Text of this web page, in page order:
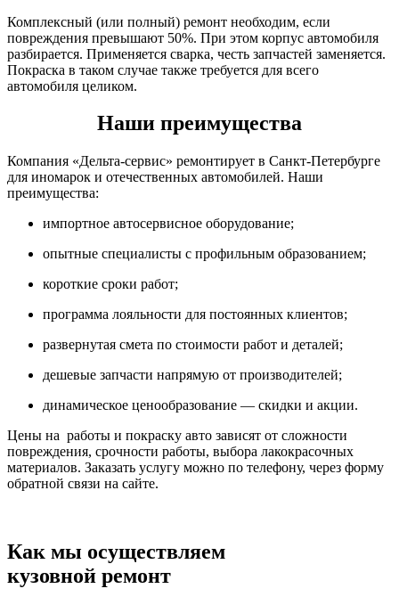
Комплексный (или полный) ремонт необходим, если
повреждения превышают 50%. При этом корпус автомобиля
разбирается. Применяется сварка, честь запчастей заменяется.
Покраска в таком случае также требуется для всего
автомобиля целиком.
Наши преимущества
Компания «Дельта-сервис» ремонтирует в Санкт-Петербурге
для иномарок и отечественных автомобилей. Наши
преимущества:
импортное автосервисное оборудование;
опытные специалисты с профильным образованием;
короткие сроки работ;
программа лояльности для постоянных клиентов;
развернутая смета по стоимости работ и деталей;
дешевые запчасти напрямую от производителей;
динамическое ценообразование — скидки и акции.
Цены на работы и покраску авто зависят от сложности
повреждения, срочности работы, выбора лакокрасочных
материалов. Заказать услугу можно по телефону, через форму
обратной связи на сайте.
Как мы осуществляем
кузовной ремонт